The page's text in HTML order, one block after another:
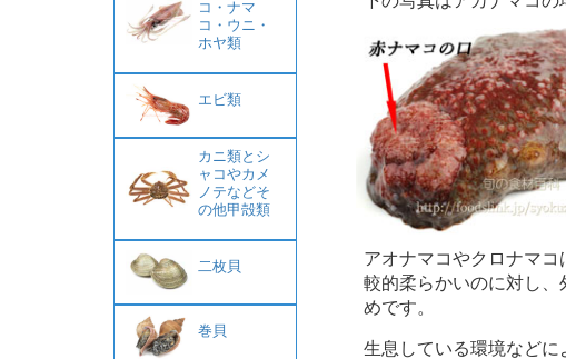
アオナマコやクロナマ
較的柔らかいのに対し
めです。
生息している環境などに
コ・ナマ
コ・ウニ・
ホヤ類
エビ類
カニ類とシ
ャコやカメ
ノテなどそ
の他甲殻類
二枚貝
巻貝